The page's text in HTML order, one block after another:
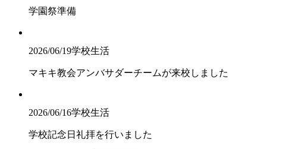
学園祭準備
2026/06/19学校生活
マキキ教会アンバサダーチームが来校しました
2026/06/16学校生活
学校記念日礼拝を行いました